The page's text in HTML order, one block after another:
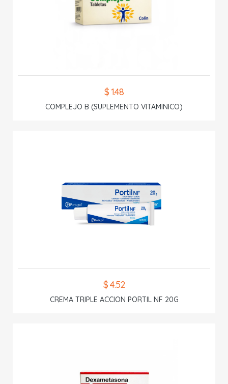
$ 1.48
COMPLEJO B (SUPLEMENTO VITAMINICO)
$ 4.52
CREMA TRIPLE ACCION PORTIL NF 20G